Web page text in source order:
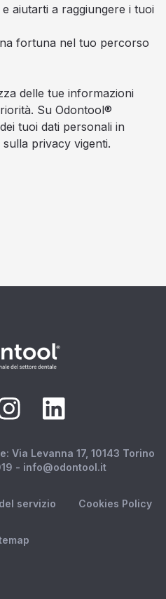
aiutarti a raggiungere i tuoi
fortuna nel tuo percorso
delle tue informazioni
Su Odontool®
tuoi dati personali in
privacy vigenti.
Via Levanna 17, 10143 Torino
- info@odontool.it
servizio Cookies Policy